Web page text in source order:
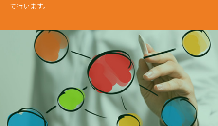
て行います。